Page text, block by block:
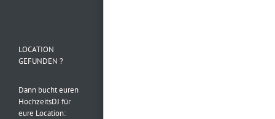
LOCATION
GEFUNDEN ?
Dann bucht euren
HochzeitsDJ für
eure Location: